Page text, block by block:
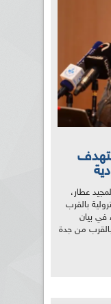
عطار،
بالقرب
في بيان
بالقرب من جدة